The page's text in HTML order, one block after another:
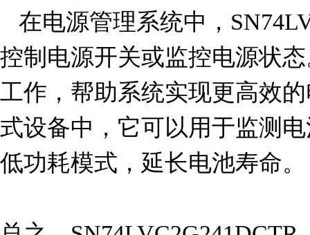
控制电源开关或监控电源状
工作，帮助系统实现更高效
式设备中，它可以用于监测
低功耗模式，延长电池寿命。